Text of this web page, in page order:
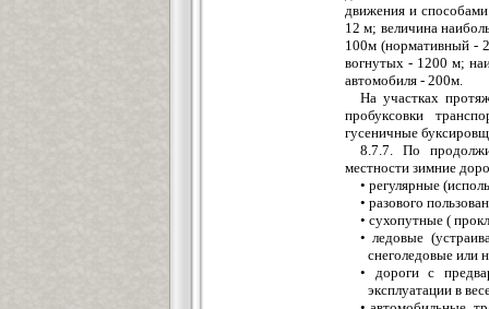
движения и
12 м; величина
100м (нормативный -
вогнутых - 1200 м;
автомобиля - 200м.
На участках
пробуксовки
гусеничные
8.7.7. По
местности зимние
• регулярные
• разового
• сухопутные (
• ледовые
снеголедовые или
• дороги с
эксплуатации в